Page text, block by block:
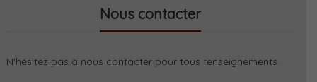
Nous contacter
N'hésitez pas à nous contacter pour tous renseignements.